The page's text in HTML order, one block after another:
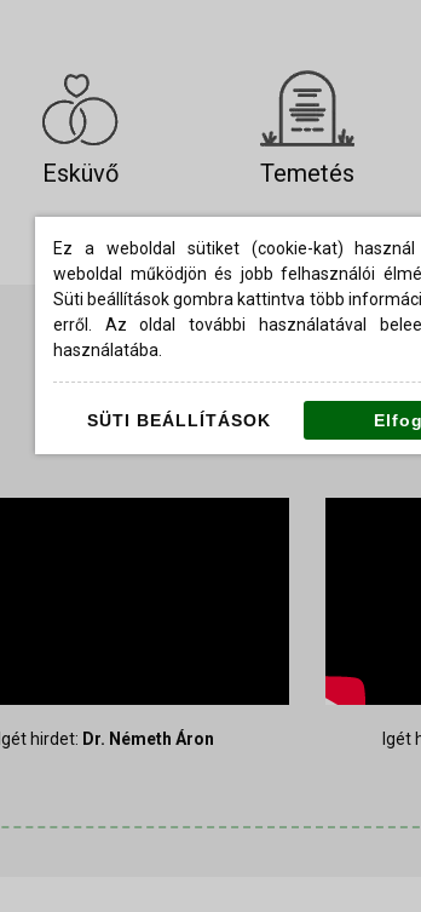
Esküvő Temetés
LEGUTÓBBI
Igét hirdet: Dr. Németh Áron Igét
Ez a weboldal sütiket (cookie-kat)
weboldal működjön és jobb felhasználói
Süti beállítások gombra kattintva több
erről. Az oldal további használatával
használatába.
SÜTI BEÁLLÍTÁSOK